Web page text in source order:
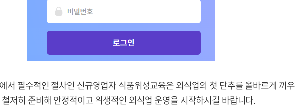
서 필수적인 절차인 신규영업자 식품위생교육은 외식업의 첫 단추를 올바르게 끼우
저히 준비해 안정적이고 위생적인 외식업 운영을 시작하시길 바랍니다.